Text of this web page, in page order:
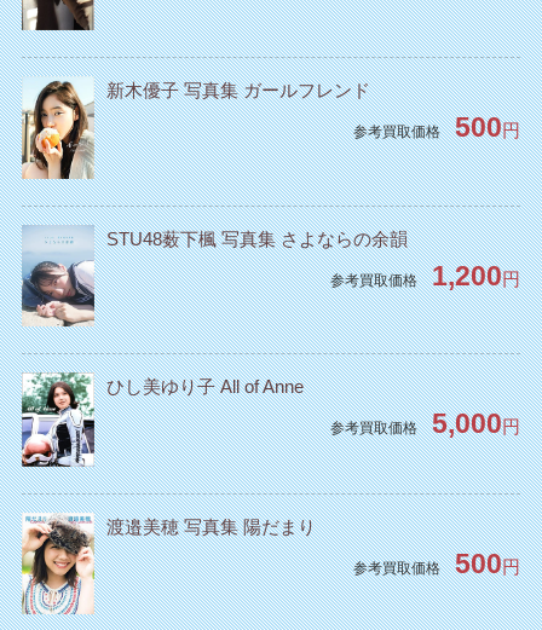
新木優子 写真集 ガールフレンド
参考買取価格 500円
STU48薮下楓 写真集 さよならの余韻
参考買取価格 1,200円
ひし美ゆり子 All of Anne
参考買取価格 5,000円
渡邉美穂 写真集 陽だまり
参考買取価格 500円